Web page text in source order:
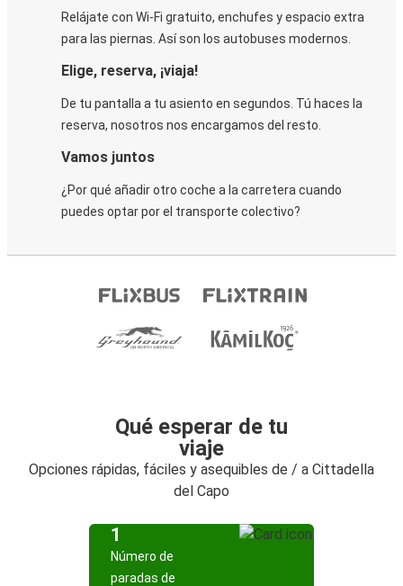
Relájate con Wi-Fi gratuito, enchufes y espacio extra
para las piernas. Así son los autobuses modernos.
Elige, reserva, ¡viaja!
De tu pantalla a tu asiento en segundos. Tú haces la
reserva, nosotros nos encargamos del resto.
Vamos juntos
¿Por qué añadir otro coche a la carretera cuando
puedes optar por el transporte colectivo?
Qué esperar de tu
viaje
Opciones rápidas, fáciles y asequibles de / a Cittadella
del Capo
1
Número de
paradas de